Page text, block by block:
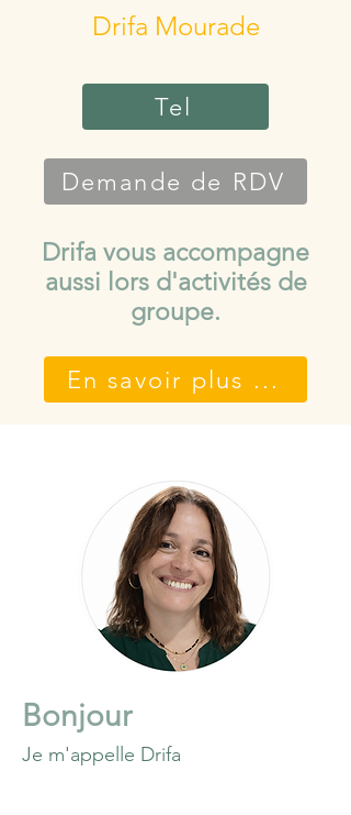
Drifa Mourade
Tel
Demande de RDV
Drifa vous accompagne
aussi lors d'activités de
groupe.
En savoir plus ...
Bonjour
Je m'appelle Drifa